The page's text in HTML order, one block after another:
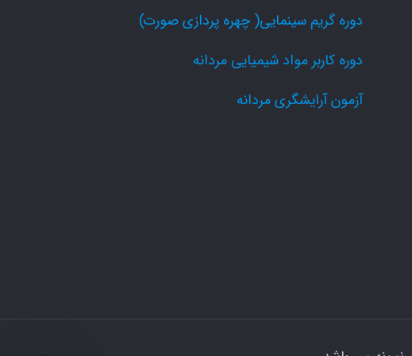
دوره گریم سینمایی( چهره پردازی صورت)
دوره کاربر مواد شیمیایی مردانه
آزمون آرایشگری مردانه